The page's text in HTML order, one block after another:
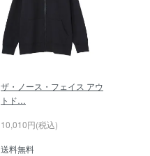
ザ・ノース・フェイス アウ
トド…
10,010円(税込)
送料無料